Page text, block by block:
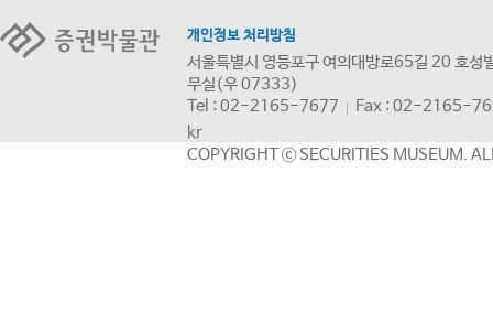
개인정보 처리방침
서울특별시 영등포구 여의대방로65길 20 호성
무실(우 07333)
Tel : 02-2165-7677
Fax : 02-2165-
kr
COPYRIGHT ⓒ SECURITIES MUSEUM.